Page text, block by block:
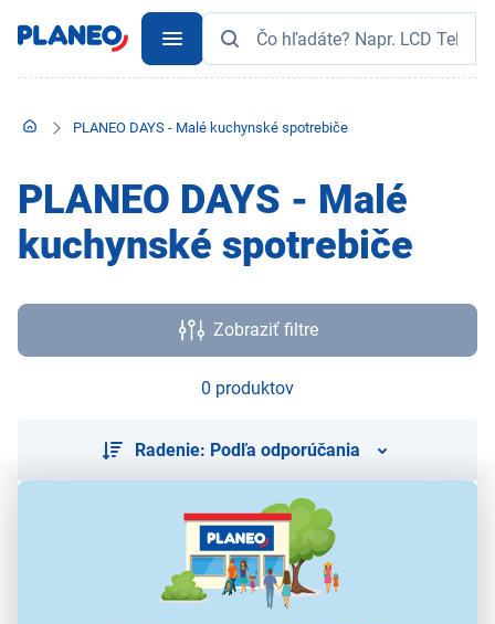
PLANEO DAYS - Malé kuchynské spotrebiče
PLANEO DAYS - Malé
kuchynské spotrebiče
Zobraziť filtre
0 produktov
Radenie: Podľa odporúčania
Použité obrázky sú iba ilustratívne a technické špecifikácie sa môžu
v priebehu času zmeniť bez predchádzajúceho upozornenia.